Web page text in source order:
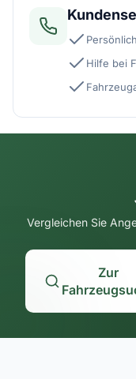
Hilfe bei
Vergleichen Sie
Zur